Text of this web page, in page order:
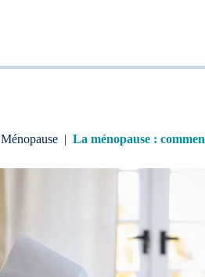
Ménopause | La ménopause :